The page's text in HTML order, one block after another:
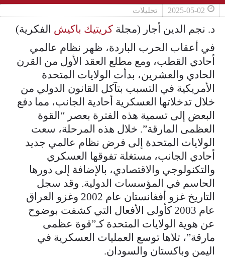
2025-05-02 تحليلات
د. نجم الدين أجار (مجلة كريتيك باكيش الفكرية)
في أعقاب الحرب الباردة، ظهر نظام عالمي
أحادي القطب، ومع مطلع العقد الأول من القرن
الحادي والعشرين، بدأت الولايات المتحدة
الأمريكية في التسبب بتآكل القانون الدولي من
خلال تدخلاتها العسكرية أحادية الجانب، مما دفع
البعض إلى تسمية هذه الفترة بعصر “القوة
العظمى المارقة”. خلال هذه المرحلة، سعت
الولايات المتحدة إلى فرض نظام عالمي جديد
أحادي الجانب، مستغلة تفوقها العسكري
والتكنولوجي والاقتصادي، بالإضافة إلى دورها
الحاسم في المؤسسات الدولية. وقد سجل
التاريخ غزو أفغانستان عام 2002 وغزو العراق
عام 2003 كأولى الأفعال التي كشفت بوضوح
عن هوية الولايات المتحدة كـ”قوة عظمى
مارقة”، تلاها توسع العمليات العسكرية في
اليمن وباكستان والسودان.